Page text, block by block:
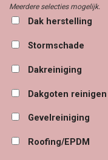
Meerdere selecties mogelijk.
Dak herstelling
Stormschade
Dakreiniging
Dakgoten reinigen
Gevelreiniging
Roofing/EPDM